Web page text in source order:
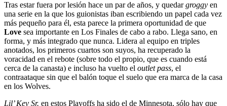
Tras estar fuera por lesión hace un par de años, y quedargroggy en
una serie en la que los guionistas iban escribiendo un papel cada vez
más pequeño para él, esta parece la primera oportunidad de que
Love sea importante en Los Finales de cabo a rabo. Llega sano, en
forma, y más integrado que nunca. Lidera al equipo en triples
anotados, los primeros cuartos son suyos, ha recuperado la
voracidad en el rebote (sobre todo el propio, que es cuando está
cerca de la canasta) e incluso ha vuelto el outlet pass, el
contraataque sin que el balón toque el suelo que era marca de la casa
en los Wolves.
Lil’ Kev Sr. en estos Playoffs ha sido el de Minnesota, sólo hay que